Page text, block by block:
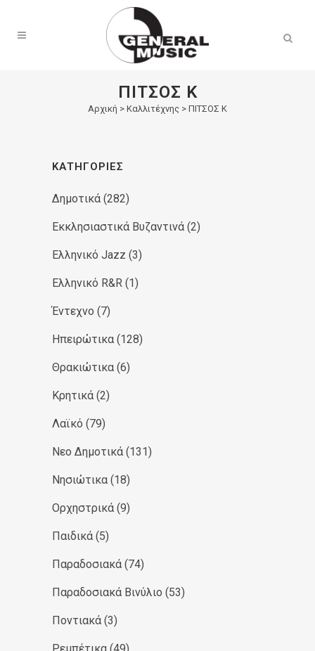
ΠΙΤΣΟΣ Κ
Αρχική > Καλλιτέχνης > ΠΙΤΣΟΣ Κ
ΚΑΤΗΓΟΡΊΕΣ
Δημοτικά (282)
Εκκλησιαστικά Βυζαντινά (2)
Ελληνικό Jazz (3)
Ελληνικό R&R (1)
Έντεχνο (7)
Ηπειρώτικα (128)
Θρακιώτικα (6)
Κρητικά (2)
Λαϊκό (79)
Νεο Δημοτικά (131)
Νησιώτικα (18)
Ορχηστρικά (9)
Παιδικά (5)
Παραδοσιακά (74)
Παραδοσιακά Βινύλιο (53)
Ποντιακά (3)